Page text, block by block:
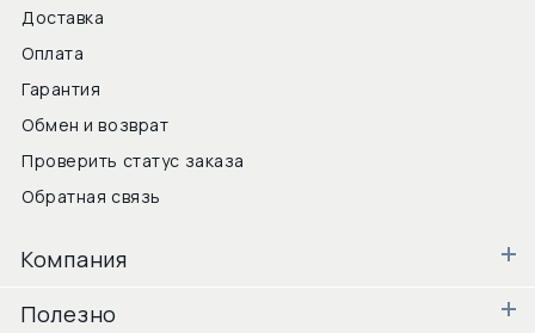
Доставка
Оплата
Гарантия
Обмен и возврат
Проверить статус заказа
Обратная связь
Компания
Полезно